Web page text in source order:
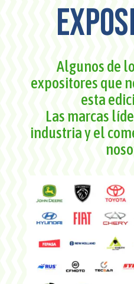
Algunos de
expositores que
esta
Las marcas
industria y el